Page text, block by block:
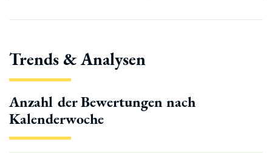
Trends & Analysen
Anzahl der Bewertungen nach
Kalenderwoche